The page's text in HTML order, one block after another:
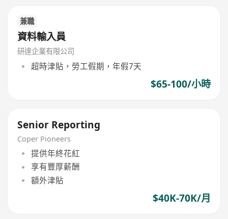
兼職
資料輸入員
研達企業有限公司
超時津貼，勞工假期，年假7天
$65-100/小時
Senior Reporting
Coper Pioneers
提供年終花紅
享有豐厚薪酬
額外津貼
$40K-70K/月